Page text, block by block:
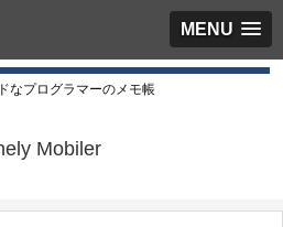
MENU
なプログラマーのメモ帳
Mobiler